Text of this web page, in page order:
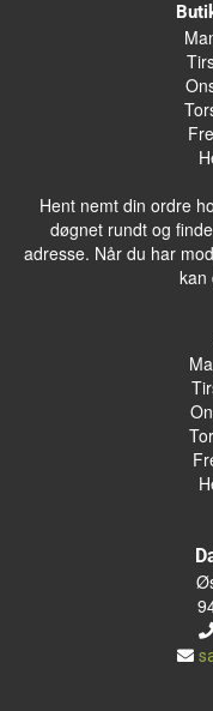
Hent nemt din ordre
døgnet rundt og
adresse. Når du har
kan